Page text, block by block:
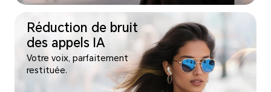
Réduction de bruit
des appels IA
Votre voix, parfaitement
restituée.